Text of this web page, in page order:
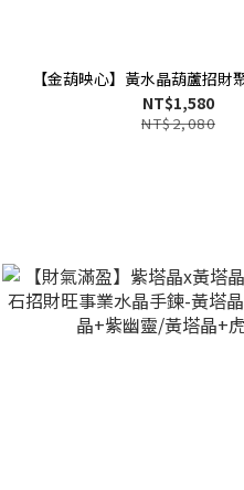
【金葫映心】黃水晶葫蘆招財
NT$1,580
NT$2,080